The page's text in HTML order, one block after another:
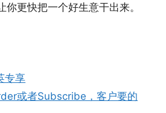
你更快把一个好生意干出来。
专享
或者Subscribe，客户要的